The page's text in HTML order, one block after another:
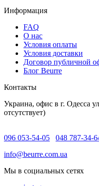
Информация
FAQ
O нас
Условия оплаты
Условия доставки
Договор публичной
Блог Beurre
Контакты
Украина, офис в г. Одесса
отсутствует)
096 053-54-05
048 787-34-
info@beurre.com.ua
Мы в социальных сетях